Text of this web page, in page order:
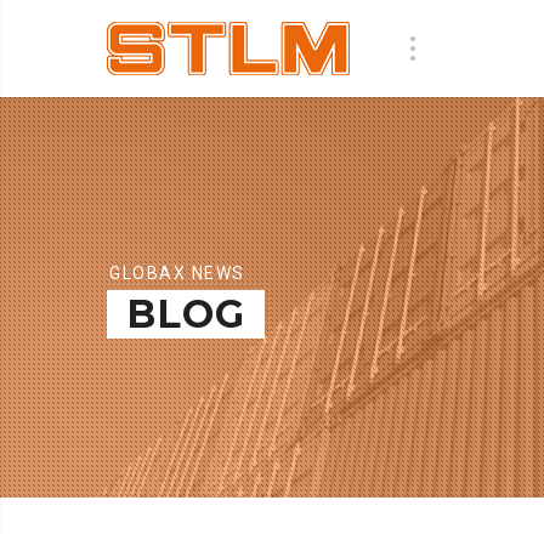
GLOBAX NEWS
BLOG